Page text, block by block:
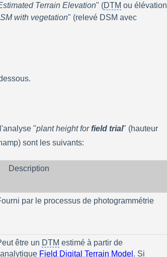
Terrain Elevation" (DTM ou élévation
with vegetation" (relevé DSM avec
"plant height for field trial" (hauteur
sont les suivants:
Description
par le processus de photogrammétrie
être un DTM estimé à partir de
Field Digital Terrain Model ‍. Si